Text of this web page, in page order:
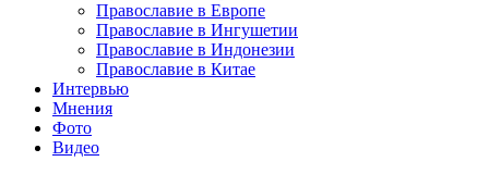
Православие в Европе
Православие в Ингушетии
Православие в Индонезии
Православие в Китае
Интервью
Мнения
Фото
Видео